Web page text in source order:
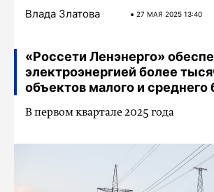
Влада Златова 27 МАЯ 2025 13:40
«Россети Ленэнерго»
электроэнергией более
объектов малого и среднего
В первом квартале 2025 года